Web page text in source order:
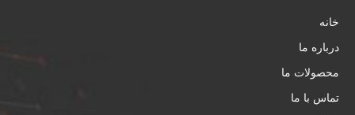
خانه
درباره ما
محصولات ما
تماس با ما